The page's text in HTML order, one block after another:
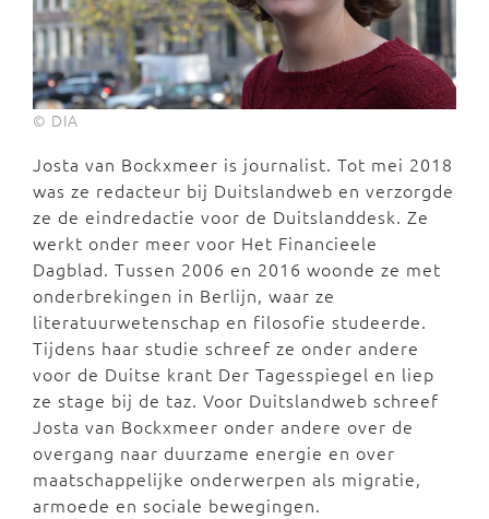
© DIA
Josta van Bockxmeer is journalist. Tot mei 2018
was ze redacteur bij Duitslandweb en verzorgde
ze de eindredactie voor de Duitslanddesk. Ze
werkt onder meer voor Het Financieele
Dagblad. Tussen 2006 en 2016 woonde ze met
onderbrekingen in Berlijn, waar ze
literatuurwetenschap en filosofie studeerde.
Tijdens haar studie schreef ze onder andere
voor de Duitse krant Der Tagesspiegel en liep
ze stage bij de taz. Voor Duitslandweb schreef
Josta van Bockxmeer onder andere over de
overgang naar duurzame energie en over
maatschappelijke onderwerpen als migratie,
armoede en sociale bewegingen.